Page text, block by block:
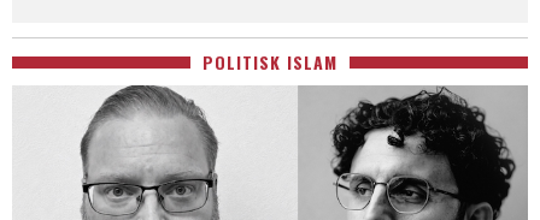
POLITISK ISLAM